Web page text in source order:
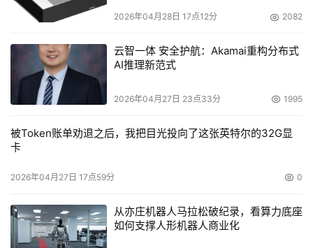
现而努力。同时，还将在集团内部积极推行有关绿色ICT的
供有力的支持。
注释
该中期环境计划阐述了Fujitsu(富士通)集团以2020年为目
献”、“自身的变革”和“维护生物多样性”三大环保目标。
注2 Green Policy Innovation：
2026年04月28日 17点12分 2082
云智一体 安全护航：Akamai重构分布式
AI推理新范式
2026年04月27日 23点33分 1995
被Token账单劝退之后，我把目光投向了这张英特尔的32G显
卡
2026年04月27日 17点59分 0
从亦庄机器人马拉松破纪录，看算力底座
如何支撑人形机器人商业化